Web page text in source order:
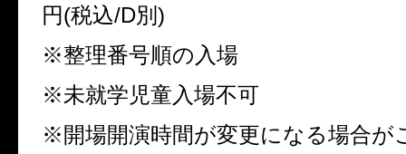
円(税込/D別)
※整理番号順の入場
※未就学児童入場不可
※開場開演時間が変更になる場合が